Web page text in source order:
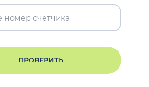
ПРОВЕРИТЬ